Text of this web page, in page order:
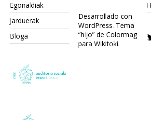
Egonaldiak
Jarduerak
Bloga
Desarrollado con
WordPress. Tema
“hijo” de Colormag
para Wikitoki.